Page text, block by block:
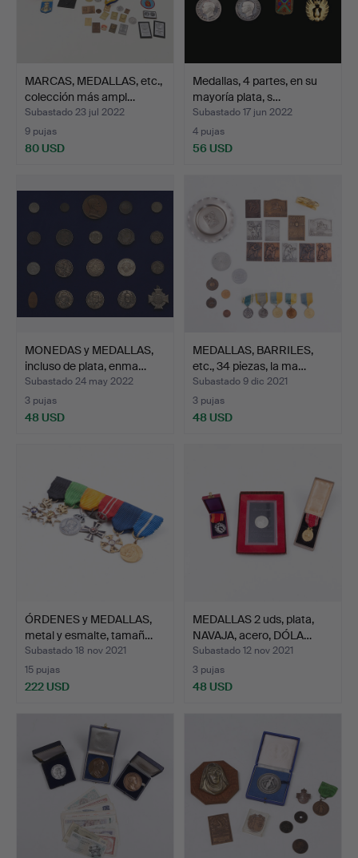
MARCAS, MEDALLAS, etc.,
colección más ampl…
Subastado 23 jul 2022
9 pujas
80 USD
Medallas, 4 partes, en su
mayoría plata, s…
Subastado 17 jun 2022
4 pujas
56 USD
MONEDAS y MEDALLAS,
incluso de plata, enma…
Subastado 24 may 2022
3 pujas
48 USD
MEDALLAS, BARRILES,
etc., 34 piezas, la ma…
Subastado 9 dic 2021
3 pujas
48 USD
ÓRDENES y MEDALLAS,
metal y esmalte, tamañ…
Subastado 18 nov 2021
15 pujas
222 USD
MEDALLAS 2 uds, plata,
NAVAJA, acero, DÓLA…
Subastado 12 nov 2021
3 pujas
48 USD